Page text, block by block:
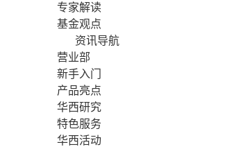
专家解读
基金观点
资讯导航
营业部
新手入门
产品亮点
华西研究
特色服务
华西活动